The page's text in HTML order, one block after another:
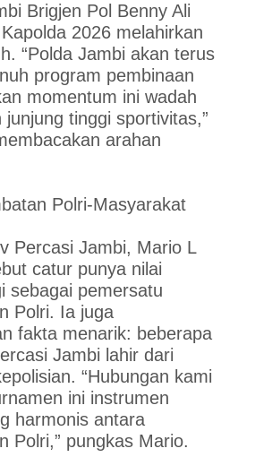
Brigjen Pol Benny Ali
2026 melahirkan
“Polda Jambi akan terus
program pembinaan
momentum ini wadah
tinggi sportivitas,”
arahan
Polri-Masyarakat
Percasi Jambi, Mario L
catur punya nilai
sebagai pemersatu
Polri. Ia juga
fakta menarik: beberapa
Jambi lahir dari
“Hubungan kami
ini instrumen
harmonis antara
Polri,” pungkas Mario.